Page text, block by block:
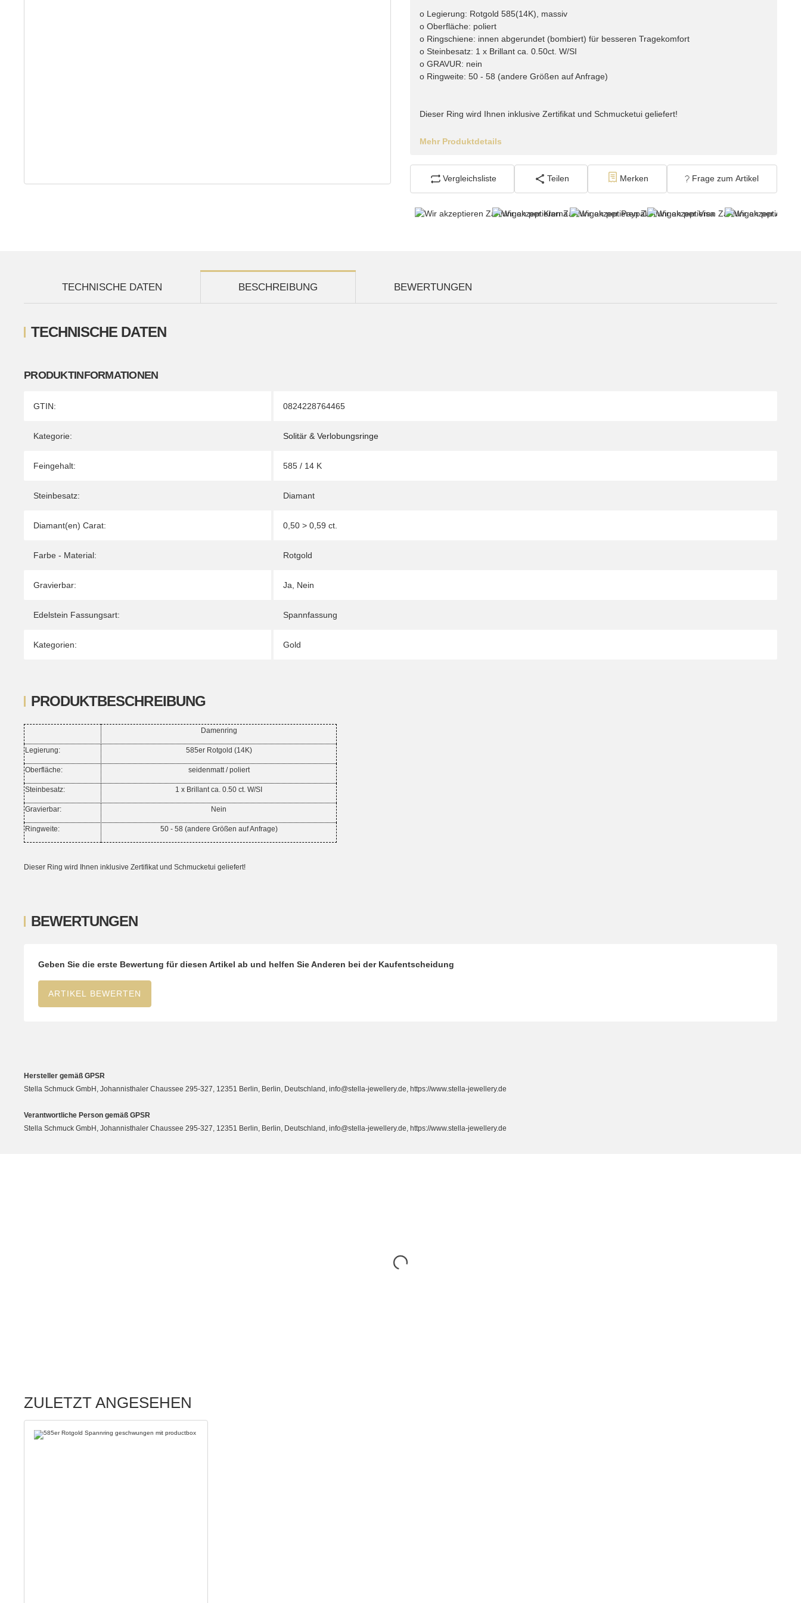
o Legierung: Rotgold 585(14K), massiv
o Oberfläche: poliert
o Ringschiene: innen abgerundet (bombiert) für besseren Tragekomfort
o Steinbesatz: 1 x Brillant ca. 0.50ct. W/SI
o GRAVUR: nein
o Ringweite: 50 - 58 (andere Größen auf Anfrage)
Dieser Ring wird Ihnen inklusive Zertifikat und Schmucketui geliefert!
Mehr Produktdetails
Vergleichsliste Teilen Merken Frage zum Artikel
TECHNISCHE DATEN BESCHREIBUNG BEWERTUNGEN
TECHNISCHE DATEN
PRODUKTINFORMATIONEN
Produkteigenschaft
Wert
GTIN: 0824228764465
Kategorie: Solitär & Verlobungsringe
Feingehalt: 585 / 14 K
Steinbesatz: Diamant
Diamant(en) Carat: 0,50 > 0,59 ct.
Farbe - Material: Rotgold
Gravierbar: Ja Nein
Edelstein Fassungsart: Spannfassung
Kategorien: Gold
PRODUKTBESCHREIBUNG
Damenring
Legierung: 585er Rotgold (14K)
Oberfläche: seidenmatt / poliert
Steinbesatz: 1 x Brillant ca. 0.50 ct. W/SI
Gravierbar: Nein
Ringweite: 50 - 58 (andere Größen auf Anfrage)
Dieser Ring wird Ihnen inklusive Zertifikat und Schmucketui geliefert!
BEWERTUNGEN
Geben Sie die erste Bewertung für diesen Artikel ab und helfen Sie Anderen bei der Kaufentscheidung
ARTIKEL BEWERTEN
Hersteller gemäß GPSR
Stella Schmuck GmbH, Johannisthaler Chaussee 295-327, 12351 Berlin, Berlin, Deutschland, info@stella-jewellery.de, https://www.stella-jewellery.de
Verantwortliche Person gemäß GPSR
Stella Schmuck GmbH, Johannisthaler Chaussee 295-327, 12351 Berlin, Berlin, Deutschland, info@stella-jewellery.de, https://www.stella-jewellery.de
ZULETZT ANGESEHEN